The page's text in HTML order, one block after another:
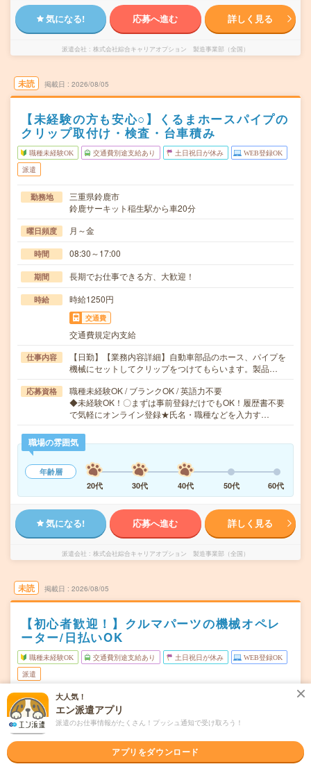
気になる! 応募へ進む 詳しく見る
派遣会社 株式会社綜合キャリアオプション 製造事業部（全国）
未読 掲載日 2026/08/05
【未経験の方も安心○】くるまホースパイプの
クリップ取付け・検査・台車積み
職種未経験OK 交通費別途支給あり 土日祝日が休み WEB登録OK
派遣
勤務地
三重県鈴鹿市
鈴鹿サーキット稲生駅から車20分
曜日頻度 月～金
時間 08:30～17:00
期間 長期でお仕事できる方、大歓迎！
時給 時給1250円
交通費
交通費規定内支給
仕事内容
【日勤】【業務内容詳細】自動車部品のホース、パイプを
機械にセットしてクリップをつけてもらいます。製品…
応募資格
職種未経験OK / ブランクOK / 英語力不要
◆未経験OK！〇まずは事前登録だけでもOK！履歴書不要
で気軽にオンライン登録★氏名・職種などを入力す…
職場の雰囲気
年齢層
20代
30代 40代 50代 60代
気になる! 応募へ進む 詳しく見る
派遣会社 株式会社綜合キャリアオプション 製造事業部（全国）
未読 掲載日 2026/08/05
【初心者歓迎！】クルマパーツの機械オペレ
ーター/日払いOK
職種未経験OK 交通費別途支給あり 土日祝日が休み WEB登録OK
派遣
勤務地
三重県多気郡
明星駅から車6分
曜日頻度
08:15～17:1520:15～05:15
大人気！
エン派遣アプリ
派遣のお仕事情報がたくさん！プッシュ通知で受け取ろう！
アプリをダウンロード